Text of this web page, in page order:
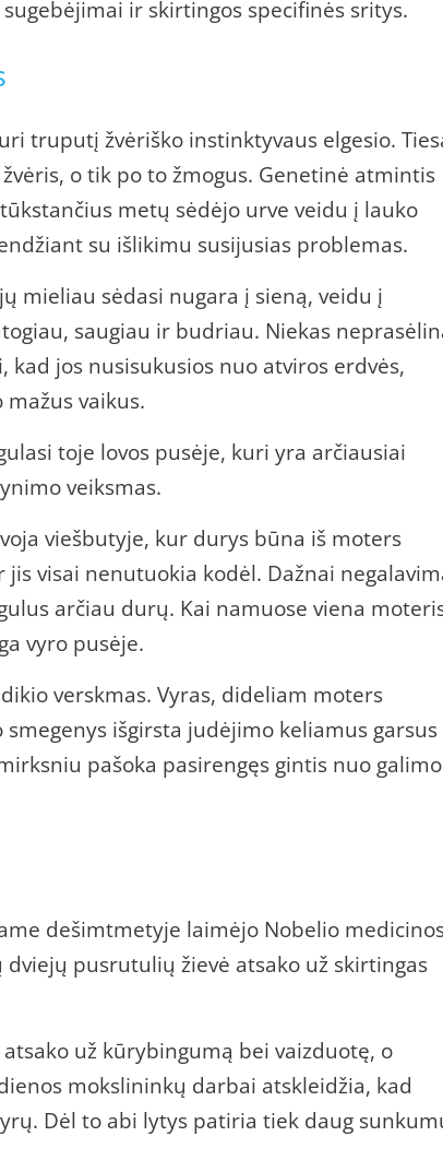
ir skirtingos specifinės sritys.
truputį žvėriško instinktyvaus elgesio.
o tik po to žmogus. Genetinė atmintis
metų sėdėjo urve veidu į lauko
su išlikimu susijusias problemas.
mieliau sėdasi nugara į sieną, veidu į
saugiau ir budriau. Niekas
jos nusisukusios nuo atviros erdvės,
vaikus.
toje lovos pusėje, kuri yra arčiausiai
veiksmas.
viešbutyje, kur durys būna iš moters
visai nenutuokia kodėl. Dažnai
arčiau durų. Kai namuose viena
vyro pusėje.
verskmas. Vyras, dideliam moters
išgirsta judėjimo keliamus
pašoka pasirengęs gintis nuo galimo
dešimtmetyje laimėjo Nobelio
pusrutulių žievė atsako už skirtingas
už kūrybingumą bei vaizduotę, o
mokslininkų darbai atskleidžia, kad
Dėl to abi lytys patiria tiek daug